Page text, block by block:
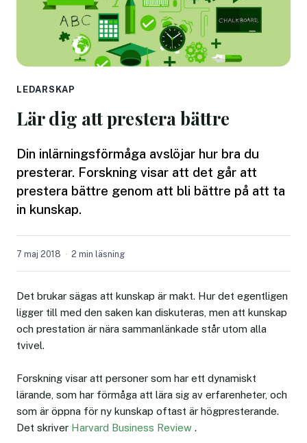
LEDARSKAP
Lär dig att prestera bättre
Din inlärningsförmåga avslöjar hur bra du
presterar. Forskning visar att det går att
prestera bättre genom att bli bättre på att ta
in kunskap.
7 maj 2018 2 min läsning
Det brukar sägas att kunskap är makt. Hur det egentligen
ligger till med den saken kan diskuteras, men att kunskap
och prestation är nära sammanlänkade står utom alla
tvivel.
Forskning visar att personer som har ett dynamiskt
lärande, som har förmåga att lära sig av erfarenheter, och
som är öppna för ny kunskap oftast är högpresterande.
Det skriver Harvard Business Review .